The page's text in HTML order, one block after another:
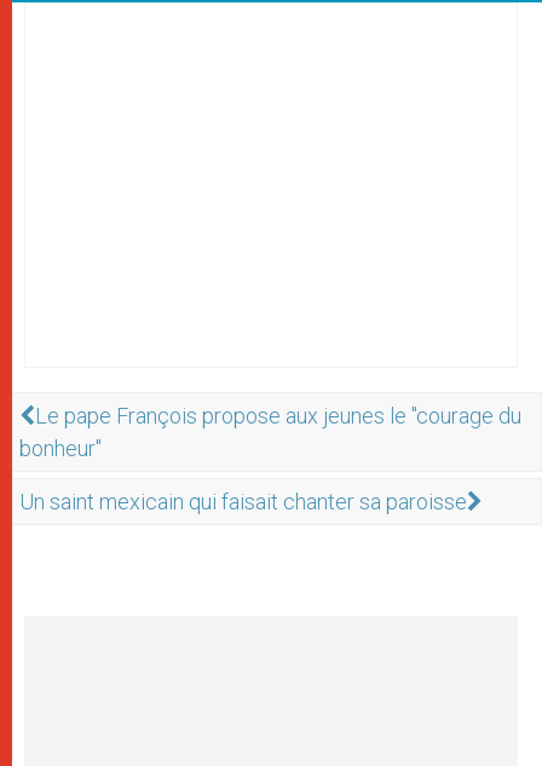
Le pape François propose aux jeunes le "courage du
bonheur"
Un saint mexicain qui faisait chanter sa paroisse